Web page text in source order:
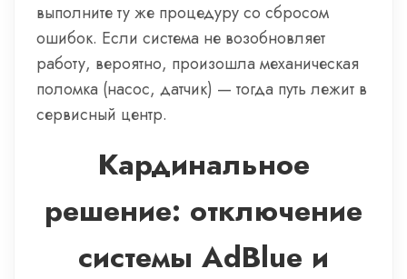
выполните ту же процедуру со сбросом
ошибок. Если система не возобновляет
работу, вероятно, произошла механическая
поломка (насос, датчик) — тогда путь лежит в
сервисный центр.
Кардинальное
решение: отключение
системы AdBlue и